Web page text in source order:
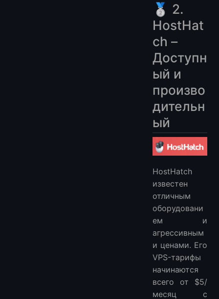
🥈 2.
HostHat
ch –
Доступн
ый и
произво
дительн
ый
HostHatch
известен
отличным
оборудовани
ем и
агрессивным
и ценами. Его
VPS-тарифы
начинаются
всего от $5/
месяц с